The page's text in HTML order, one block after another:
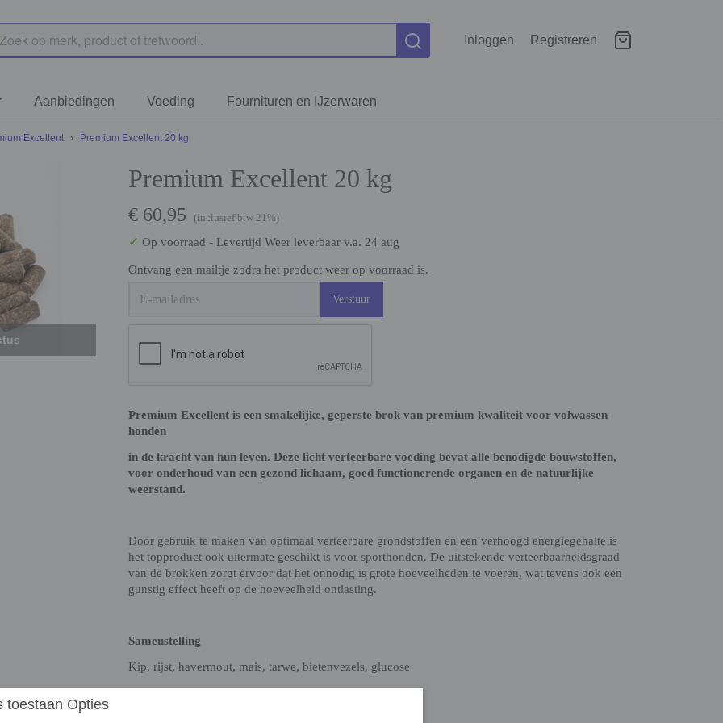
Inloggen Registreren
Aanbiedingen Voeding Fournituren en IJzerwaren
Excellent › Premium Excellent 20 kg
Premium Excellent 20 kg
€ 60,95 (inclusief btw 21%)
✓ Op voorraad - Levertijd Weer leverbaar v.a. 24 aug
Ontvang een mailtje zodra het product weer op voorraad is.
Verstuur
Premium Excellent is een smakelijke, geperste brok van premium kwaliteit voor volwassen
honden
in de kracht van hun leven. Deze licht verteerbare voeding bevat alle benodigde bouwstoffen,
voor onderhoud van een gezond lichaam, goed functionerende organen en de natuurlijke
weerstand.
Door gebruik te maken van optimaal verteerbare grondstoffen en een verhoogd energiegehalte is
het topproduct ook uitermate geschikt is voor sporthonden. De uitstekende verteerbaarheidsgraad
van de brokken zorgt ervoor dat het onnodig is grote hoeveelheden te voeren, wat tevens ook een
gunstig effect heeft op de hoeveelheid ontlasting.
Samenstelling
Kip, rijst, havermout, mais, tarwe, bietenvezels, glucose
en gist, oliën, vet van gevogelte, lecithine,
toestaan Opties